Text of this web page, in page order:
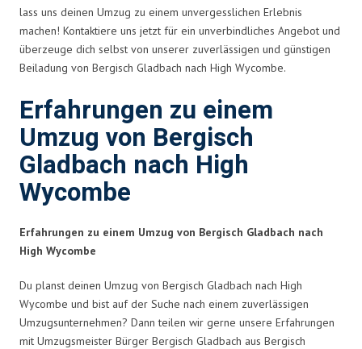
lass uns deinen Umzug zu einem unvergesslichen Erlebnis
machen! Kontaktiere uns jetzt für ein unverbindliches Angebot und
überzeuge dich selbst von unserer zuverlässigen und günstigen
Beiladung von Bergisch Gladbach nach High Wycombe.
Erfahrungen zu einem
Umzug von Bergisch
Gladbach nach High
Wycombe
Erfahrungen zu einem Umzug von Bergisch Gladbach nach
High Wycombe
Du planst deinen Umzug von Bergisch Gladbach nach High
Wycombe und bist auf der Suche nach einem zuverlässigen
Umzugsunternehmen? Dann teilen wir gerne unsere Erfahrungen
mit Umzugsmeister Bürger Bergisch Gladbach aus Bergisch